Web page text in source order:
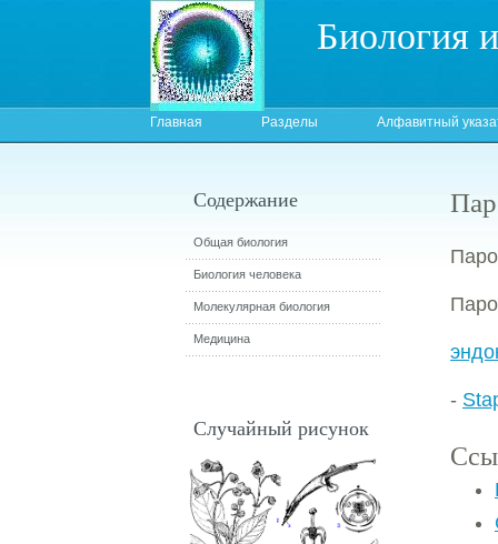
Биология
Главная Разделы Алфавитный
-
Содержание
Общая биология
Биология человека
Молекулярная биология
Медицина
Случайный рисунок